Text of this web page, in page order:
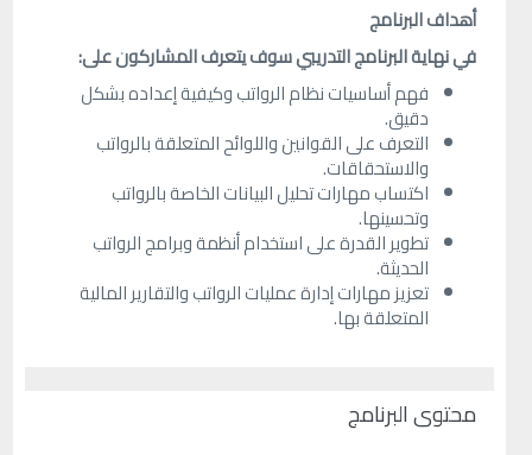
أهداف البرنامج
في نهايةالبرنامج التدريبي سوف يتعرف المشاركون على:
فهم أساسيات نظام الرواتب وكيفية إعداده بشكل
دقيق.
التعرف على القوانين واللوائح المتعلقة بالرواتب
والاستحقاقات.
اكتساب مهارات تحليل البيانات الخاصة بالرواتب
وتحسينها.
تطوير القدرة على استخدام أنظمة وبرامج الرواتب
الحديثة.
تعزيز مهارات إدارة عمليات الرواتب والتقارير المالية
المتعلقة بها.
محتوى البرنامج